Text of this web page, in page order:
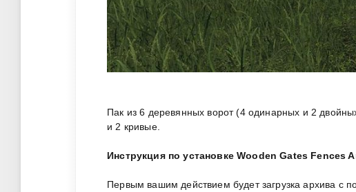
Пак из 6 деревянных ворот (4 одинарных и 2
и 2 кривые.
Инструкция по установке Wooden Gates Fences
Первым вашим действием будет загрузка архива